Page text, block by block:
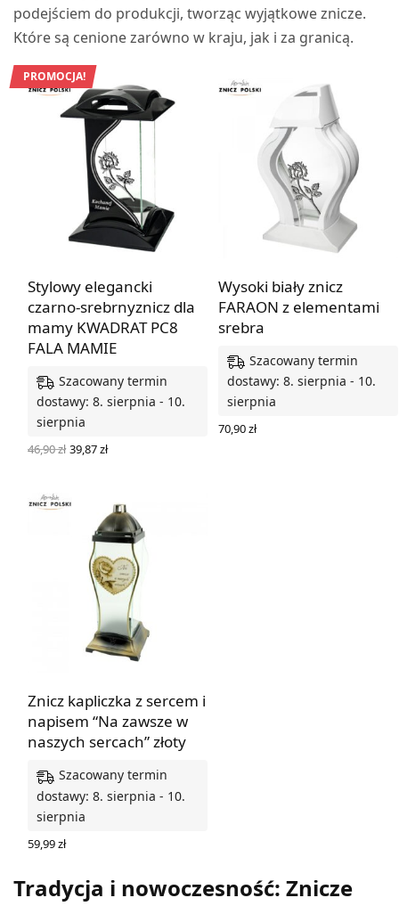
podejściem do produkcji, tworząc wyjątkowe znicze.
Które są cenione zarówno w kraju, jak i za granicą.
PROMOCJA!
Stylowy elegancki
czarno-srebrnyznicz dla
mamy KWADRAT PC8
FALA MAMIE
Szacowany termin
dostawy: 8. sierpnia - 10.
sierpnia
46,90zł Pierwotna
cena
39,87złAktualna
Wysoki biały znicz
FARAON z elementami
srebra
Szacowany termin
dostawy: 8. sierpnia - 10.
sierpnia
70,90zł
Znicz kapliczka z sercem i
napisem “Na zawsze w
naszych sercach” złoty
Szacowany termin
dostawy: 8. sierpnia - 10.
sierpnia
59,99zł
Tradycja i nowoczesność: Znicze